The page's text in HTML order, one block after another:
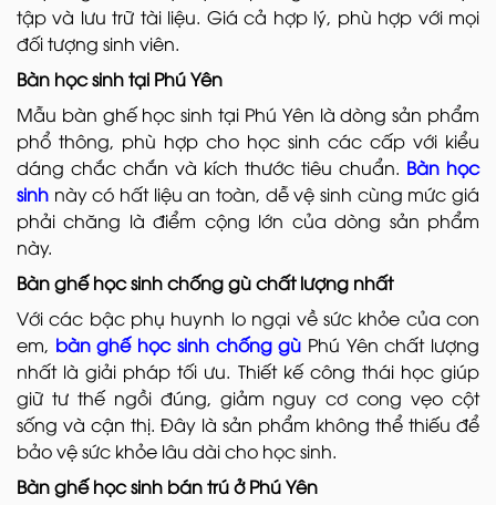
tập và lưu trữ tài liệu. Giá cả hợp lý, phù hợp với mọi
đối tượng sinh viên.
Bàn học sinh tại Phú Yên
Mẫu bàn ghế học sinh tại Phú Yên là dòng sản phẩm
phổ thông, phù hợp cho học sinh các cấp với kiểu
dáng chắc chắn và kích thước tiêu chuẩn. Bàn học
sinh này có hất liệu an toàn, dễ vệ sinh cùng mức giá
phải chăng là điểm cộng lớn của dòng sản phẩm
này.
Bàn ghế học sinh chống gù chất lượng nhất
Với các bậc phụ huynh lo ngại về sức khỏe của con
em, bàn ghế học sinh chống gù Phú Yên chất lượng
nhất là giải pháp tối ưu. Thiết kế công thái học giúp
giữ tư thế ngồi đúng, giảm nguy cơ cong vẹo cột
sống và cận thị. Đây là sản phẩm không thể thiếu để
bảo vệ sức khỏe lâu dài cho học sinh.
Bàn ghế học sinh bán trú ở Phú Yên